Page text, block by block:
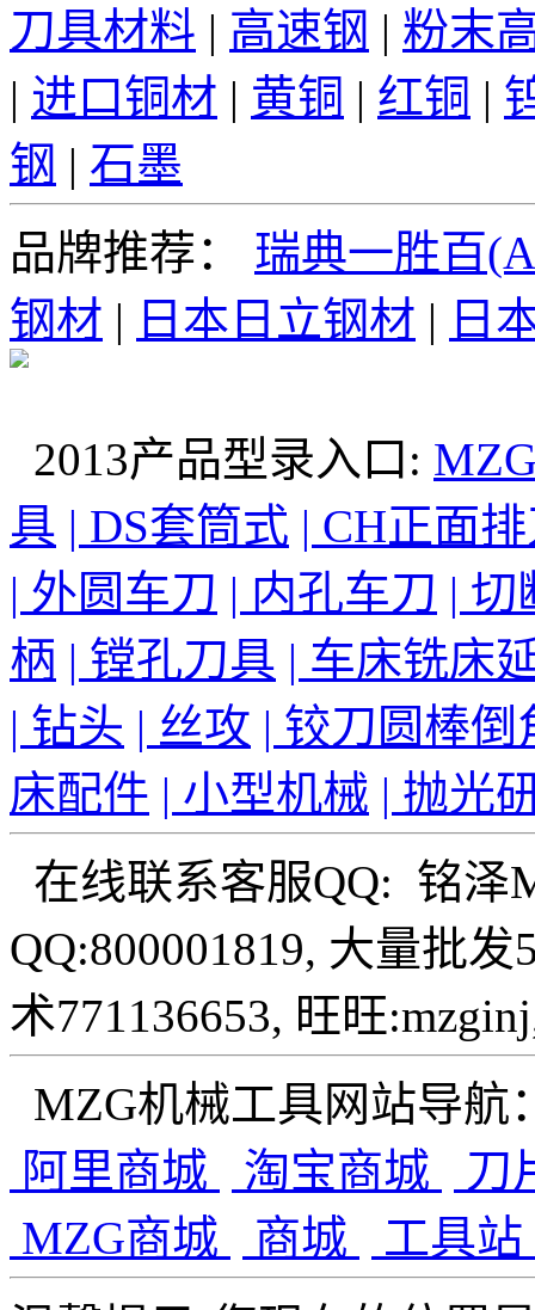
刀具材料 | 高速钢 | 粉末
| 进口铜材 | 黄铜 | 红铜 |
钢 | 石墨
品牌推荐：
瑞典一胜百
钢材 | 日本日立钢材 | 日
2013产品型录入口:
具 | DS套筒式 | CH正面
| 外圆车刀 | 内孔车刀 | 切
柄 | 镗孔刀具 | 车床铣床
| 钻头 | 丝攻 | 铰刀圆棒倒
床配件 | 小型机械 | 抛光
在线联系客服QQ: 铭泽
QQ:800001819, 大量批
术771136653, 旺旺
MZG机械工具网站导航
阿里商城
淘宝商城
刀
MZG商城
商城
工具站